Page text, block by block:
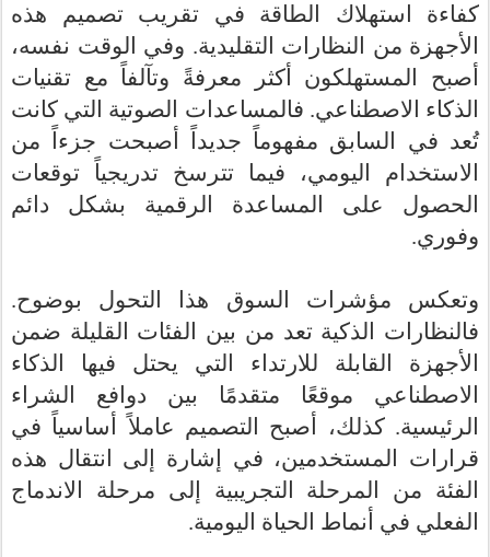
كفاءة استهلاك الطاقة في تقريب تصميم هذه
الأجهزة من النظارات التقليدية. وفي الوقت نفسه،
أصبح المستهلكون أكثر معرفةً وتآلفاً مع تقنيات
الذكاء الاصطناعي. فالمساعدات الصوتية التي كانت
تُعد في السابق مفهوماً جديداً أصبحت جزءاً من
الاستخدام اليومي، فيما تترسخ تدريجياً توقعات
الحصول على المساعدة الرقمية بشكل دائم
وفوري.
وتعكس مؤشرات السوق هذا التحول بوضوح.
فالنظارات الذكية تعد من بين الفئات القليلة ضمن
الأجهزة القابلة للارتداء التي يحتل فيها الذكاء
الاصطناعي موقعًا متقدمًا بين دوافع الشراء
الرئيسية. كذلك، أصبح التصميم عاملاً أساسياً في
قرارات المستخدمين، في إشارة إلى انتقال هذه
الفئة من المرحلة التجريبية إلى مرحلة الاندماج
الفعلي في أنماط الحياة اليومية.